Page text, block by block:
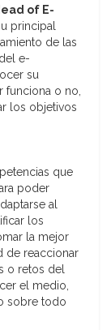
of E-
principal
de las
e-
su
funciona o no,
los objetivos
que
poder
al
los
la mejor
de reaccionar
o retos del
el medio,
sobre todo